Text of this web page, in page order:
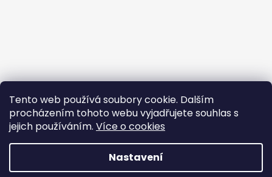
Tento web používá soubory cookie. Dalším
procházením tohoto webu vyjadřujete souhlas s
jejich používáním. Více o cookies
Nastavení
Vytvořil Shoptet
BROJIR.EU - prodej,servis zahradní
techniky AL-KO,prodej náhradních dílů AL-